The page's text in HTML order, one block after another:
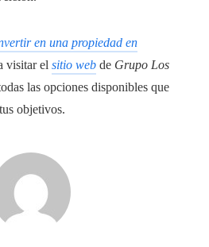
en una propiedad en
visitar el sitio web de Grupo Los
las opciones disponibles que
objetivos.